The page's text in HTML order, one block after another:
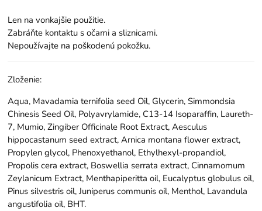
Len na vonkajšie použitie.
Zabráňte kontaktu s očami a sliznicami.
Nepoužívajte na poškodenú pokožku.
Zloženie:
Aqua, Mavadamia ternifolia seed Oil, Glycerin, Simmondsia
Chinesis Seed Oil, Polyavrylamide, C13-14 Isoparaffin, Laureth-
7, Mumio, Zingiber Officinale Root Extract, Aesculus
hippocastanum seed extract, Arnica montana flower extract,
Propylen glycol, Phenoxyethanol, Ethylhexyl-propandiol,
Propolis cera extract, Boswellia serrata extract, Cinnamomum
Zeylanicum Extract, Menthapiperitta oil, Eucalyptus globulus oil,
Pinus silvestris oil, Juniperus communis oil, Menthol, Lavandula
angustifolia oil, BHT.